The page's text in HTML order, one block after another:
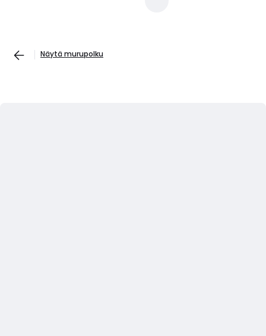
Näytä murupolku